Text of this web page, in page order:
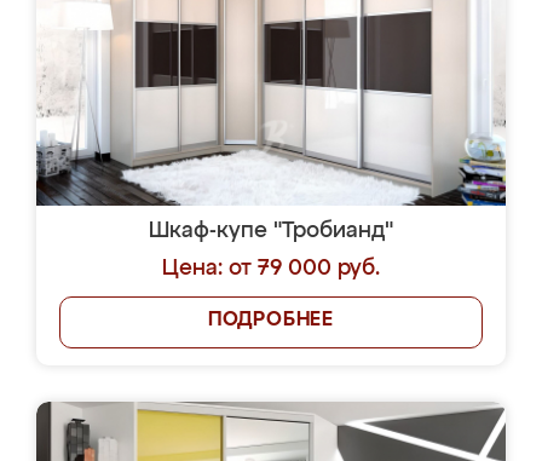
Шкаф-купе "Тробианд"
Цена: от 79 000 руб.
ПОДРОБНЕЕ